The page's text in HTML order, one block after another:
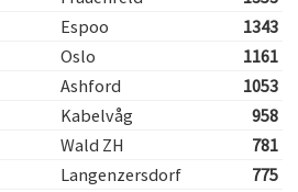
Espoo
1343
Oslo
1161
Ashford
1053
Kabelvåg
958
Wald ZH
781
Langenzersdorf
775